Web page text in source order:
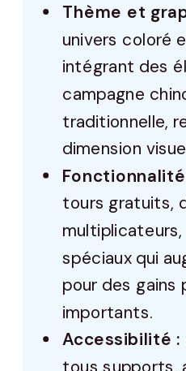
Thème et
univers coloré
intégrant des
campagne
traditionnelle,
dimension
tours gratuits,
spéciaux qui
pour des gains
importants.
Accessibilité :